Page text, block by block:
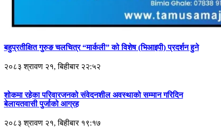
बहुप्रतीक्षित गुरुङ चलचित्र “मार्कली” को विशेष (भिआइपी) प्रदर्शन हुने
२०८३ श्रावण २१, बिहीबार २२:५२
शोकमा रहेका परिवारजनको संवेदनशील अवस्थाको सम्मान गरिदिन
बेलायतवासी पुर्जाको आग्रह
२०८३ श्रावण २१, बिहीबार १९:१७